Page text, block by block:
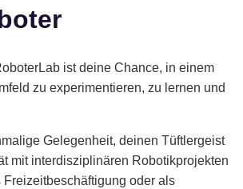
ist deine Chance, in einem
zu experimentieren, zu lernen und
Gelegenheit, deinen Tüftlergeist
mit interdisziplinären Robotikprojekten
oder als